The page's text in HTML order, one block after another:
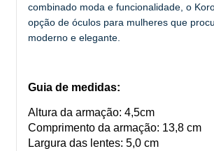
combinado moda e funcionalidade, o
opção de óculos para mulheres que
moderno e elegante.
Guia de medidas:
Altura da armação: 4,5cm
Comprimento da armação: 13,8 cm
Largura das lentes: 5,0 cm